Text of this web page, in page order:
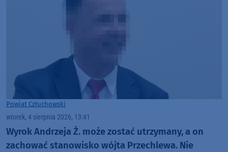
Powiat Człuchowski
wtorek, 4 sierpnia 2026, 13:41
Wyrok Andrzeja Ż. może zostać utrzymany, a on
zachować stanowisko wójta Przechlewa. Nie